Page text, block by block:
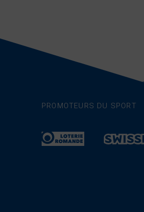
PROMOTEURS DU SPORT